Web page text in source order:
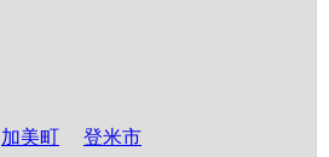
加美町 登米市